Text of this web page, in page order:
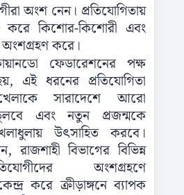
অংশ নেন। প্রতিযোগিতায়
কিশোর-কিশোরী এবং
করে।
ফেডারেশনের পক্ষ
এই ধরনের প্রতিযোগিতা
সারাদেশে আরো
এবং নতুন প্রজন্মকে
উৎসাহিত করবে।
বিভাগের বিভিন্ন
অংশগ্রহণে
করে ক্রীড়াঙ্গনে ব্যাপক